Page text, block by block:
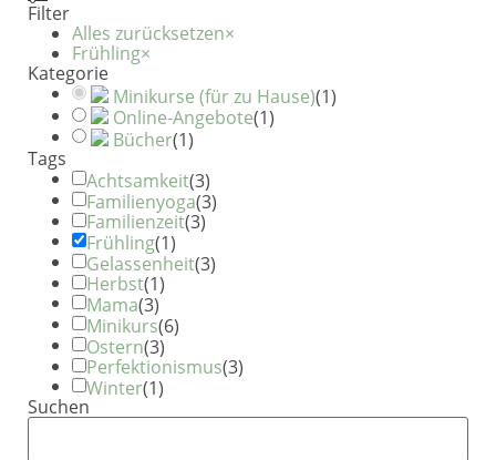
Filter
Alles zurücksetzen×
Frühling×
Kategorie
Minikurse (für zu Hause)(1)
Online-Angebote(1)
Bücher(1)
Tags
Achtsamkeit(3)
Familienyoga(3)
Familienzeit(3)
Frühling(1)
Gelassenheit(3)
Herbst(1)
Mama(3)
Minikurs(6)
Ostern(3)
Perfektionismus(3)
Winter(1)
Suchen
Suchen